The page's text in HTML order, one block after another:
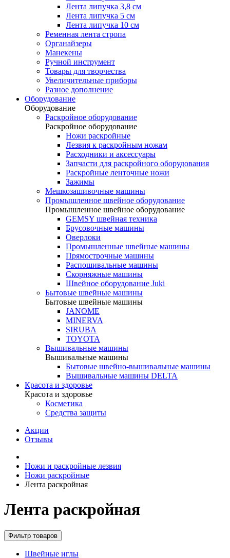
Лента липучка 3,8 см
Лента липучка 5 см
Лента липучка 10 см
Ременная лента стропа
Органайзеры
Манекены
Ручной инструмент
Товары для творчества
Увеличительные приборы
Разное дополнение
Оборудование
Оборудование
Раскройное оборудование
Раскройное оборудование
Ножи раскройные
Лезвия к раскройным ножам
Расходники и аксессуары
Запчасти для раскройного оборудования
Раскройные ленточные ножи
Зажимы
Мешкозашивочные машины
Промышленное швейное оборудование
Промышленное швейное оборудование
GEMSY швейная техника
Брусовочные машины
Оверлоки
Промышленные швейные машины
Прямострочные машины
Распошивальные машины
Скорняжные машины
Швейное оборудование Juki
Бытовые швейные машины
Бытовые швейные машины
JANOME
MINERVA
SIRUBA
TOYOTA
Вышивальные машины
Вышивальные машины
Бытовые швейно-вышивальные машины
Вышивальные машины DELTA
Красота и здоровье
Красота и здоровье
Косметика
Средства защиты
Акции
Отзывы
Ножи и раскройные лезвия
Ножи раскройные
Лента раскройная
Лента раскройная
Фильтр товаров
Швейные иглы